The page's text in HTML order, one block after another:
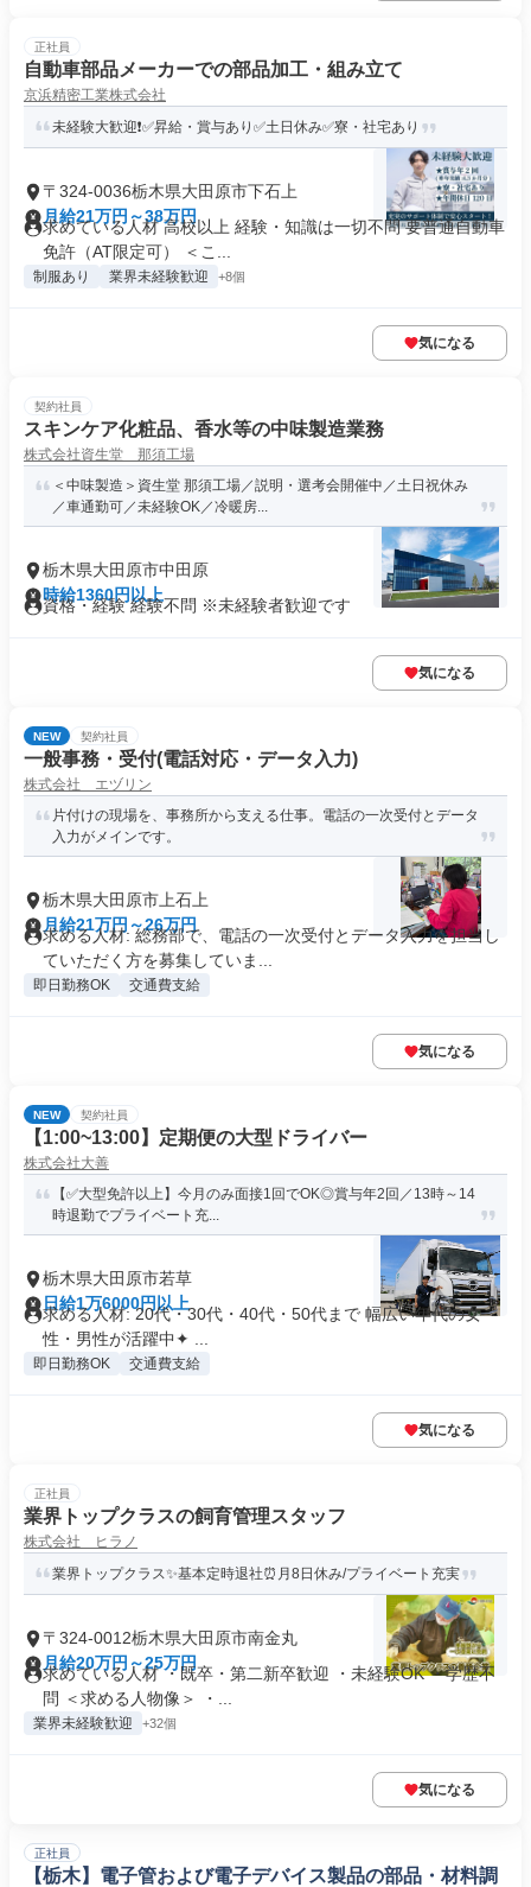
正社員
自動車部品メーカーでの部品加工・組み立て
京浜精密工業株式会社
未経験大歓迎❗✅昇給・賞与あり✅土日休み✅寮・社宅あり
〒324-0036栃木県大田原市下石上
月給21万円～38万円
求めている人材 高校以上 経験・知識は一切不問 要普通自動車
免許（AT限定可） ＜こ...
制服あり 業界未経験歓迎 +8個
気になる
契約社員
スキンケア化粧品、香水等の中味製造業務
株式会社資生堂 那須工場
＜中味製造＞資生堂 那須工場／説明・選考会開催中／土日祝休み
／車通勤可／未経験OK／冷暖房...
栃木県大田原市中田原
時給1360円以上
資格・経験 経験不問 ※未経験者歓迎です
気になる
NEW 契約社員
一般事務・受付(電話対応・データ入力)
株式会社 エヅリン
片付けの現場を、事務所から支える仕事。電話の一次受付とデータ
入力がメインです。
栃木県大田原市上石上
月給21万円～26万円
求める人材: 総務部で、電話の一次受付とデータ入力を担当し
ていただく方を募集していま...
即日勤務OK 交通費支給
気になる
NEW 契約社員
【1:00~13:00】定期便の大型ドライバー
株式会社大善
【✅️大型免許以上】今月のみ面接1回でOK◎賞与年2回／13時～14
時退勤でプライベート充...
栃木県大田原市若草
日給1万6000円以上
求める人材: 20代・30代・40代・50代まで 幅広い年代の女
性・男性が活躍中✦ ...
即日勤務OK 交通費支給
気になる
正社員
業界トップクラスの飼育管理スタッフ
株式会社 ヒラノ
業界トップクラス✨基本定時退社⏰月8日休み/プライベート充実
〒324-0012栃木県大田原市南金丸
月給20万円～25万円
求めている人材 ・既卒・第二新卒歓迎 ・未経験OK ・学歴不
問 ＜求める人物像＞ ・...
業界未経験歓迎 +32個
気になる
正社員
【栃木】電子管および電子デバイス製品の部品・材料調